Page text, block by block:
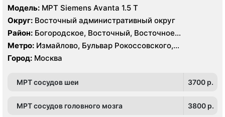
Электрозаводская
Модель: МРТ Siemens Avanta 1.5 Т
Округ: Восточный административный округ
Район: Богородское, Восточный, Восточное
Измайлово, Гольяново, Измайлово, Метрогородок,
Северное Измайлово, Соколиная Гора, Сокольники
Метро: Измайлово, Бульвар Рокоссовского,
Белокаменная , Локомотив , Партизанская,
Первомайская, Преображенская площадь, Ростокино,
Семеновская, Сокольники, Черкизовская, Щелковская,
Электрозаводская
Город: Москва
МРТ сосудов шеи 3700 p.
МРТ сосудов головного мозга 3800 p.